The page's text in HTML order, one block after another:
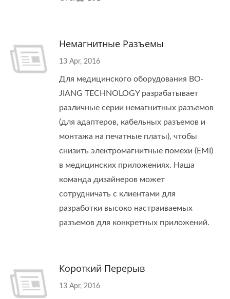
Немагнитные Разъемы
13 Apr, 2016
Для медицинского оборудования BO-
JIANG TECHNOLOGY разрабатывает
различные серии немагнитных разъемов
(для адаптеров, кабельных разъемов и
монтажа на печатные платы), чтобы
снизить электромагнитные помехи (EMI)
в медицинских приложениях. Наша
команда дизайнеров может
сотрудничать с клиентами для
разработки высоко настраиваемых
разъемов для конкретных приложений.
Короткий Перерыв
13 Apr, 2016